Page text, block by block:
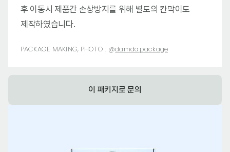
후 이동시 제품간 손상방지를 위해 별도의 칸막이도
제작하였습니다.
PACKAGE MAKING, PHOTO : @damda.package
이 패키지로 문의